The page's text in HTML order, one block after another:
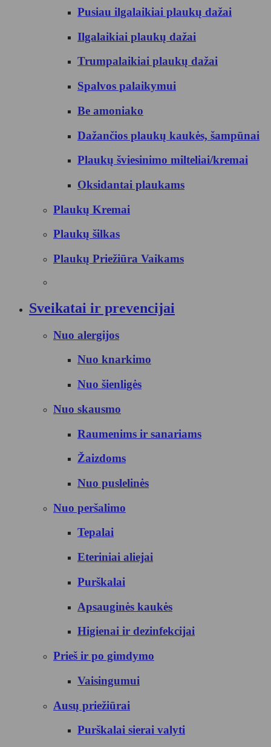
Pusiau ilgalaikiai plaukų dažai
Ilgalaikiai plaukų dažai
Trumpalaikiai plaukų dažai
Spalvos palaikymui
Be amoniako
Dažančios plaukų kaukės, šampūnai
Plaukų šviesinimo milteliai/kremai
Oksidantai plaukams
Plaukų Kremai
Plaukų šilkas
Plaukų Priežiūra Vaikams
Sveikatai ir prevencijai
Nuo alergijos
Nuo knarkimo
Nuo šienligės
Nuo skausmo
Raumenims ir sanariams
Žaizdoms
Nuo puslelinės
Nuo peršalimo
Tepalai
Eteriniai aliejai
Purškalai
Apsauginės kaukės
Higienai ir dezinfekcijai
Prieš ir po gimdymo
Vaisingumui
Ausų priežiūrai
Purškalai sierai valyti